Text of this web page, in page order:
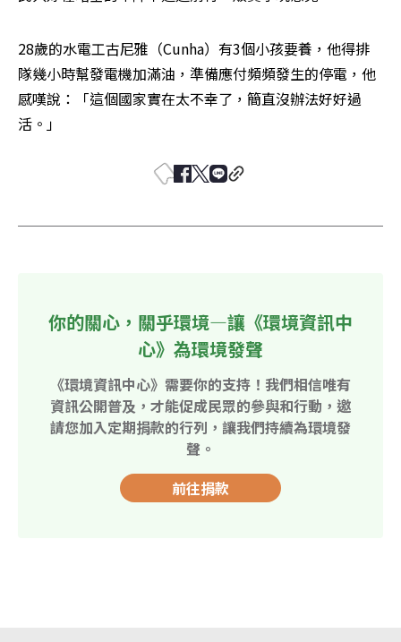
28歲的水電工古尼雅（Cunha）有3個小孩要養，他得排
隊幾小時幫發電機加滿油，準備應付頻頻發生的停電，他
感嘆說：「這個國家實在太不幸了，簡直沒辦法好好過
活。」
你的關心，關乎環境—讓《環境資訊中
心》為環境發聲
《環境資訊中心》需要你的支持！我們相信唯有
資訊公開普及，才能促成民眾的參與和行動，邀
請您加入定期捐款的行列，讓我們持續為環境發
聲。
前往捐款